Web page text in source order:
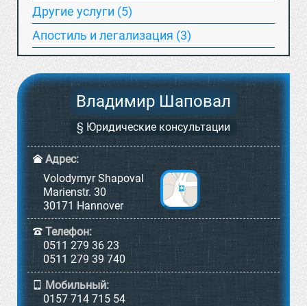
Другие услуги (5)
Апостиль и легализация (3)
Владимир Шаповал
§ Юридические консультации
Адрес:
Volodymyr Shapoval
Marienstr. 30
30171 Hannover
Телефон:
0511 279 36 23
0511 279 39 740
Мобильный:
0157 714 715 54